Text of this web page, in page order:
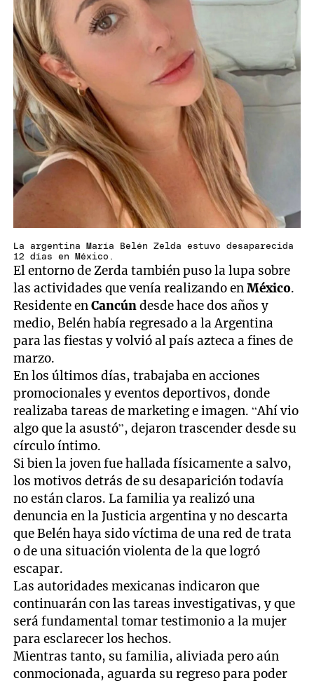
La argentina María Belén Zelda estuvo desaparecida
12 días en México.
El entorno de Zerda también puso la lupa sobre
las actividades que venía realizando enMéxico.
Residente enCancúndesde hace dos años y
medio, Belén había regresado a la Argentina
para las fiestas y volvió al país azteca a fines de
marzo.
En los últimos días, trabajaba en acciones
promocionales y eventos deportivos, donde
realizaba tareas de marketing e imagen. “Ahí vio
algo que la asustó”, dejaron trascender desde su
círculo íntimo.
Si bien la joven fue hallada físicamente a salvo,
los motivos detrás de su desaparición todavía
no están claros. La familia ya realizó una
denuncia en la Justicia argentina y no descarta
que Belén haya sido víctima de una red de trata
o de una situación violenta de la que logró
escapar.
Las autoridades mexicanas indicaron que
continuarán con las tareas investigativas, y que
será fundamental tomar testimonio a la mujer
para esclarecer los hechos.
Mientras tanto, su familia, aliviada pero aún
conmocionada, aguarda su regreso para poder